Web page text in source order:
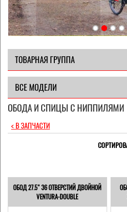
ТОВАРНАЯ ГРУППА
ВСЕ МОДЕЛИ
ОБОДА И СПИЦЫ С НИППИЛЯМИ
< В ЗАПЧАСТИ
ОБОД 27.5" 36 ОТВЕРСТИЙ ДВОЙНОЙ
VENTURA-DOUBLE